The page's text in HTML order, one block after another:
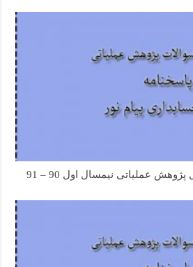
دانلود رایگان نمونه سوال پژوهش عملیاتی نیمسال اول 90 – 91